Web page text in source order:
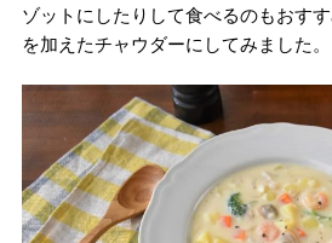
ゾットにしたりして食べるのもおす
を加えたチャウダーにしてみました。